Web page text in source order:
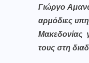
Γιώργο
αρμόδιες
Μακεδονίας
τους στη